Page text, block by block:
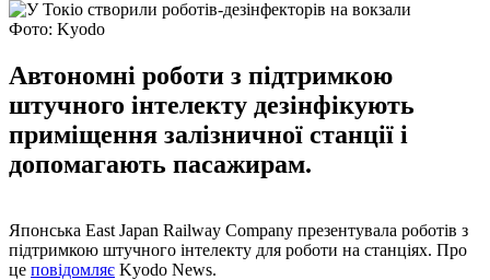
Фото: Kyodo
Автономні роботи з підтримкою
штучного інтелекту дезінфікують
приміщення залізничної станції і
допомагають пасажирам.
Японська East Japan Railway Company презентувала роботів з
підтримкою штучного інтелекту для роботи на станціях. Про
це повідомляє Kyodo News.